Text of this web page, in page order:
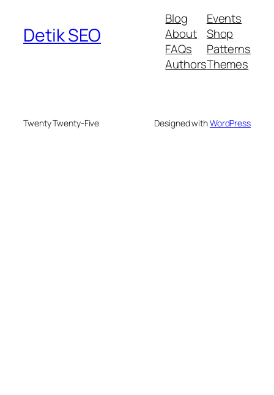
Detik SEO
Blog
About
FAQs
Authors
Events
Shop
Patterns
Themes
Twenty Twenty-Five Designed withWordPress